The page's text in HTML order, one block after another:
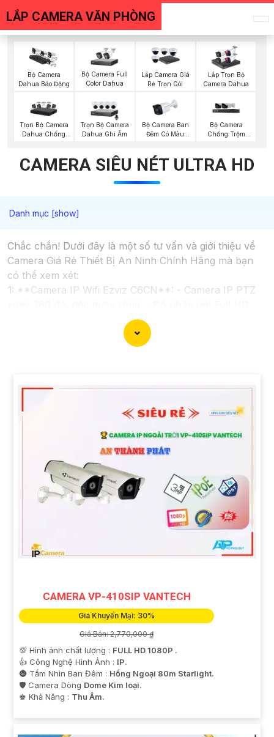
LẮP CAMERA VĂN PHÒNG
Bộ Camera
Dahua Báo Động
Bộ Camera Full
Color Dahua
Lắp Camera Giá
Rẻ Trọn Gói
Lắp Trọn Bộ
Camera Dahua
Trọn Bộ Camera
Dahua Chống
Trọn Bộ Camera
Dahua Ghi Âm
Bộ Camera Ban
Đêm Có Màu
Bộ Camera
Chống Trộm
CAMERA SIÊU NÉT ULTRA HD
Chắc chắn! Dưới đây là một số tư vấn và giới thiệu về
Camera Giá Rẻ Thiết Bị An Ninh Chính Hãng mà bạn
có thể xem xét:
1: **Camera IP Wifi Ezviz C6CN**: - Camera IP PTZ
1080p. - Hỗ trợ kết nối không dây WiFi. - Tích hợp
công nghệ hồng ngoại thông minh. - Phù hợp để theo
giải 2MP (1920x1080). - Hỗ trợ chống ngược sáng kỹ
thuật số. - Thiết kế vỏ nhựa chống va đập. - Hồng
ngoại ban đêm khoảng cách lên đến 30m.
**Camera Dahua HDCVI HAC-HFW1200T**: -
Camera HDCVI 2MP hỗ trợ chất lượng hình ảnh cao. -
Lens cố định 3.6mm. - Tầm quan sát hồng ngoại lên
đến 20m. - Chống ngược sáng Digital WDR, cân bằng
sáng, chống nhiễu 3D. - Giá phải chăng với chất lượng
.
Nhớ kiểm tra và lựa chọn sản phẩm phù hợp với nhu
cầu sử dụng và không gian lắp đặt của bạn. Bạn có thể
tham khảo thêm thông tin chi tiết và mua hàng tại các
phù hợp!CAMERA VP-410SIP VANTECH
Giá Khuyến Mại: 30%
Giá Bán: 2,770,000 ₫
💯 Hình ảnh chất lượng : FULL HD 1080P .
👍 Công Nghệ Hình Ảnh : IP.
🌚 Tầm Nhìn Ban Đêm : Hồng Ngoại 80m Starlight.
🛡 Camera Dòng Dome Kim loại.
️♚ Khả Năng : Thu Âm.